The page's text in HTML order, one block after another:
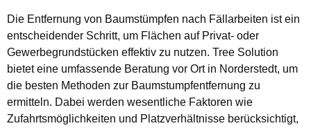
Die Entfernung von Baumstümpfen nach Fällarbeiten ist ein
entscheidender Schritt, um Flächen auf Privat- oder
Gewerbegrundstücken effektiv zu nutzen. Tree Solution
bietet eine umfassende Beratung vor Ort in Norderstedt, um
die besten Methoden zur Baumstumpfentfernung zu
ermitteln. Dabei werden wesentliche Faktoren wie
Zufahrtsmöglichkeiten und Platzverhältnisse berücksichtigt,